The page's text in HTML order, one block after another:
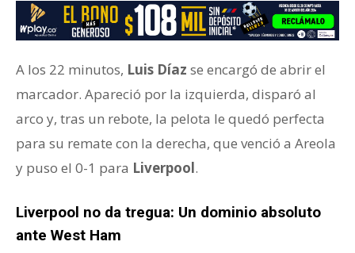
A los 22 minutos, Luis Díaz se encargó de abrir el
marcador. Apareció por la izquierda, disparó al
arco y, tras un rebote, la pelota le quedó perfecta
para su remate con la derecha, que venció a Areola
y puso el 0-1 para Liverpool.
Liverpool no da tregua: Un dominio absoluto
ante West Ham